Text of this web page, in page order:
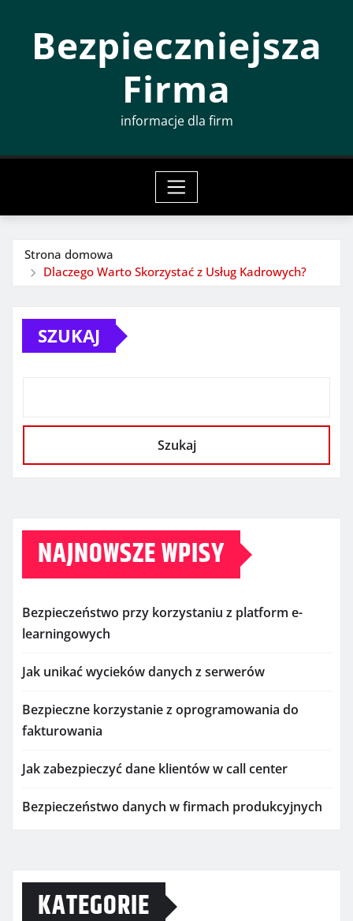
Bezpieczniejsza
Firma
informacje dla firm
Strona domowa
Dlaczego Warto Skorzystać z Usług Kadrowych?
SZUKAJ
Szukaj
NAJNOWSZE WPISY
Bezpieczeństwo przy korzystaniu z platform e-
learningowych
Jak unikać wycieków danych z serwerów
Bezpieczne korzystanie z oprogramowania do
fakturowania
Jak zabezpieczyć dane klientów w call center
Bezpieczeństwo danych w firmach produkcyjnych
KATEGORIE